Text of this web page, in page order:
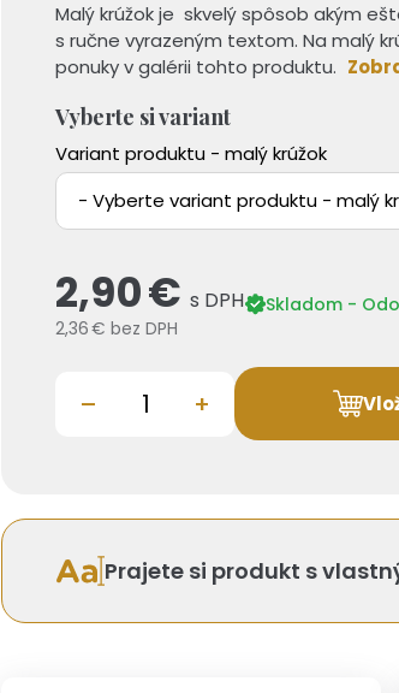
Malý krúžok je skvelý spôsob akým
s ručne vyrazeným textom. Na malý
ponuky v galérii tohto produktu.
Vyberte si variant
Variant produktu - malý krúžok
- Vyberte variant produktu - malý
2,90 € s DPH
2,36 € bez DPH
Skladom -
– +
Prajete si produkt s